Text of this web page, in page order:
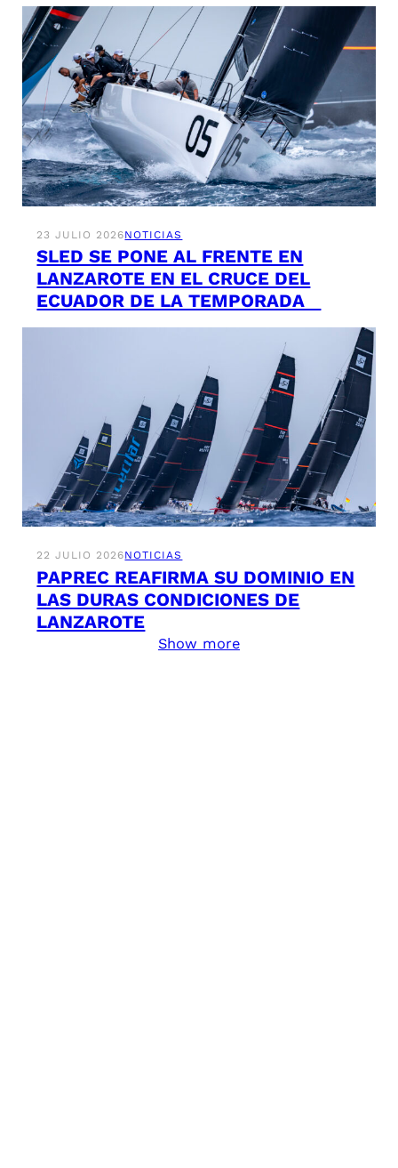
23 JULIO 2026NOTICIAS
SLED SE PONE AL FRENTE EN
LANZAROTE EN EL CRUCE DEL
ECUADOR DE LA TEMPORADA
22 JULIO 2026NOTICIAS
PAPREC REAFIRMA SU DOMINIO EN
LAS DURAS CONDICIONES DE
LANZAROTE
Show more